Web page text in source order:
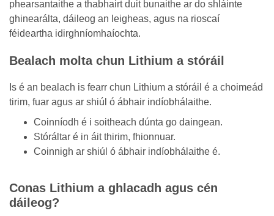
phearsantaithe a thabhairt duit bunaithe ar do shláinte
ghinearálta, dáileog an leigheas, agus na rioscaí
féideartha idirghníomhaíochta.
Bealach molta chun Lithium a stóráil
Is é an bealach is fearr chun Lithium a stóráil é a choimeád
tirim, fuar agus ar shiúl ó ábhair indíobhálaithe.
Coinníodh é i soitheach dúnta go daingean.
Stóráltar é in áit thirim, fhionnuar.
Coinnigh ar shiúl ó ábhair indíobhálaithe é.
Conas Lithium a ghlacadh agus cén
dáileog?